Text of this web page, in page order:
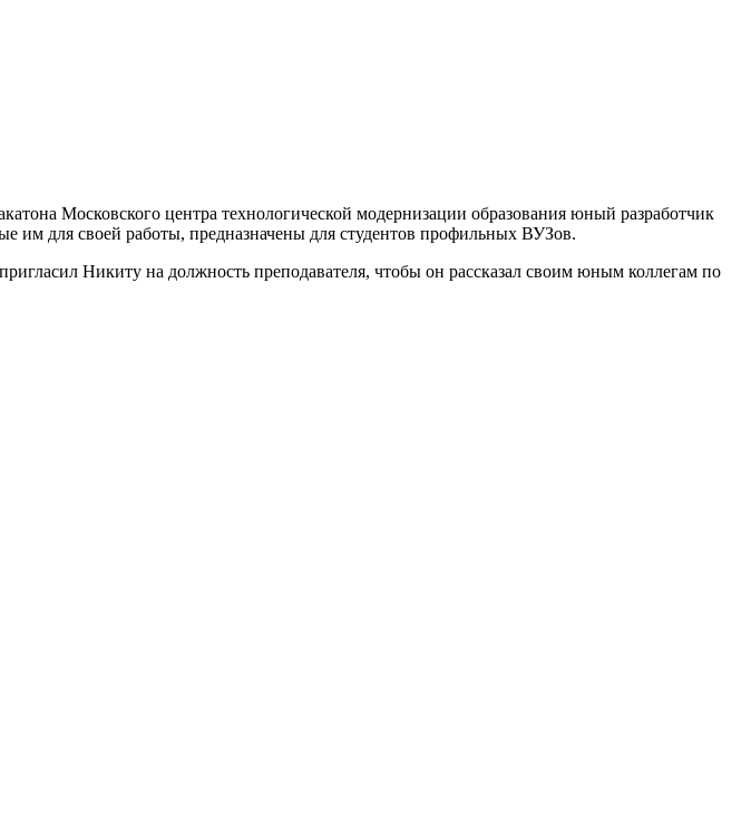
Московского центра технологической модернизации образования юный разработчик
им для своей работы, предназначены для студентов профильных ВУЗов.
Никиту на должность преподавателя, чтобы он рассказал своим юным коллегам по